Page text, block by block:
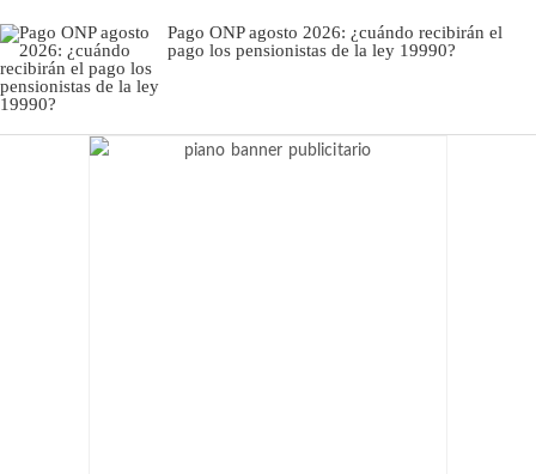
Pago ONP agosto 2026: ¿cuándo recibirán el
pago los pensionistas de la ley 19990?